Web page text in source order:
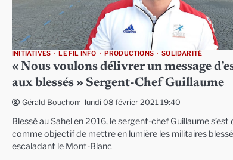
INITIATIVES LE FIL INFO PRODUCTIONS SOLIDARITÉ
« Nous voulons délivrer un message
aux blessés » Sergent-Chef Guillaume
Gérald Bouchon lundi 08 février 2021 19:40
Blessé au Sahel en 2016, le sergent-chef Guillaume s’est
comme objectif de mettre en lumière les militaires
escaladant le Mont-Blanc